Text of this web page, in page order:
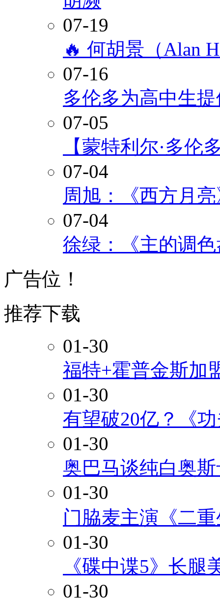
07-19
🔥 何胡景（Alan
07-16
多伦多为高中生
07-05
【蒙特利尔·多伦
07-04
周旭：《西方月
07-04
徐绿：《主的调
广告位！
推荐下载
01-30
福特+霍普金斯加
01-30
有望破20亿？《
01-30
奥巴马谈纯白奥
01-30
门脇麦主演《二
01-30
《碟中谍5》长腿
01-30